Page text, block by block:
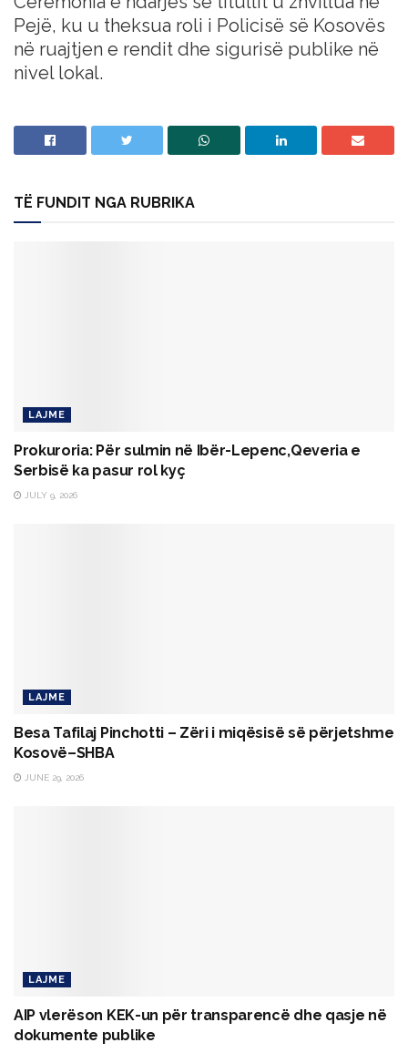
Pejë, ku u theksua roli i Policisë së Kosovës
në ruajtjen e rendit dhe sigurisë publike në
nivel lokal.
TË FUNDIT NGA RUBRIKA
LAJME
Prokuroria: Për sulmin në Ibër-Lepenc,Qeveria e
Serbisë ka pasur rol kyç
JULY 9, 2026
LAJME
Besa Tafilaj Pinchotti – Zëri i miqësisë së përjetshme
Kosovë–SHBA
JUNE 29, 2026
LAJME
AIP vlerëson KEK-un për transparencë dhe qasje në
dokumente publike